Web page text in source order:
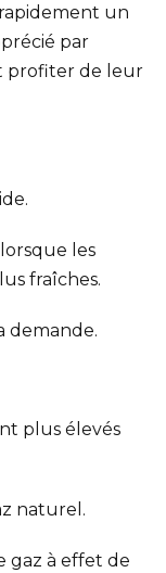
un
par
profiter de leur
les
fraîches.
demande.
plus élevés
naturel.
gaz à effet de